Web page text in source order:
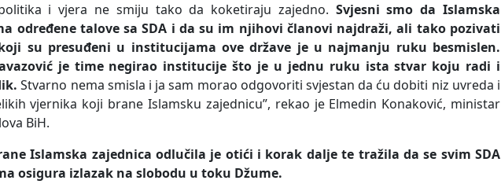
i vjera ne smiju tako da koketiraju zajedno. Svjesni smo da Islamska
određene talove sa SDA i da su im njihovi članovi najdraži, ali tako pozivati
su presuđeni u institucijama ove države je u najmanju ruku besmislen.
je time negirao institucije što je u jednu ruku ista stvar koju radi i
Stvarno nema smisla i ja sam morao odgovoriti svjestan da ću dobiti niz uvreda i
vjernika koji brane Islamsku zajednicu”, rekao je Elmedin Konaković, ministar
BiH.
Islamska zajednica odlučila je otići i korak dalje te tražila da se svim SDA
osigura izlazak na slobodu u toku Džume.